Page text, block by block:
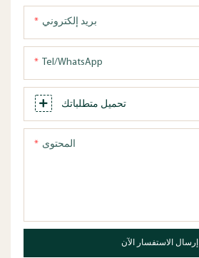
بريد إلكتروني
Tel/WhatsApp
تحميل متطلباتك
المحتوى
إرسال الاستفسار الآن